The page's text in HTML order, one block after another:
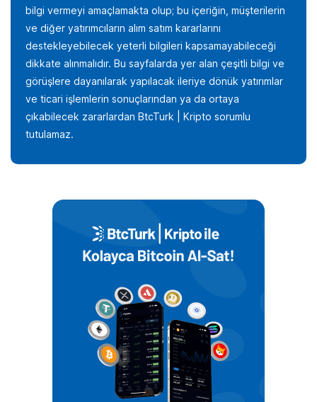
bilgi vermeyi amaçlamakta olup; bu içeriğin, müşterilerin
ve diğer yatırımcıların alım satım kararlarını
destekleyebilecek yeterli bilgileri kapsamayabileceği
dikkate alınmalıdır. Bu sayfalarda yer alan çeşitli bilgi ve
görüşlere dayanılarak yapılacak ileriye dönük yatırımlar
ve ticari işlemlerin sonuçlarından ya da ortaya
çıkabilecek zararlardan BtcTurk | Kripto sorumlu
tutulamaz.